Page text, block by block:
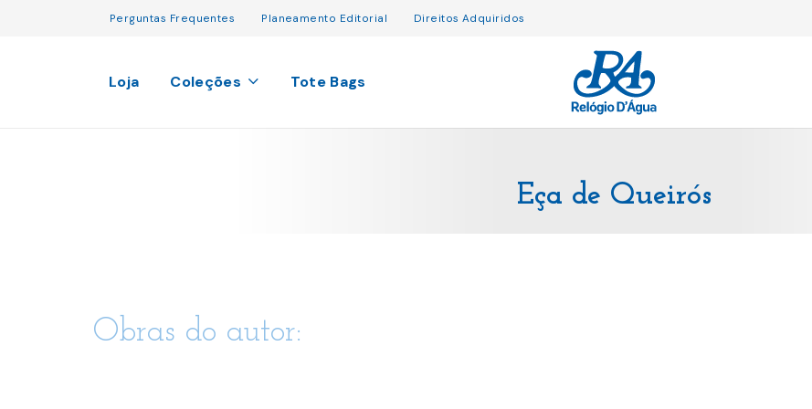
Perguntas Frequentes Planeamento Editorial Direitos Adquiridos
Loja Coleções Tote Bags
Eça de Queirós
Obras do autor: